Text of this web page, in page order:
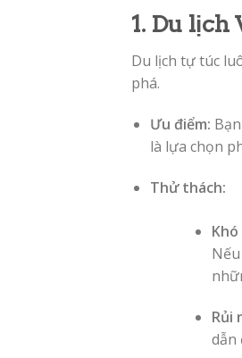
1. Du
Du lịch tự túc
phá.
Ưu điểm:
là lựa chọn
Thử thách:
Rủi
dẫn